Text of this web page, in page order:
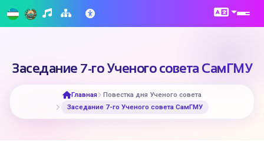
​Заседание 7-го Ученого совета СамГМУ
Главная
Повестка дня Ученого совета
​Заседание 7-го Ученого совета СамГМУ